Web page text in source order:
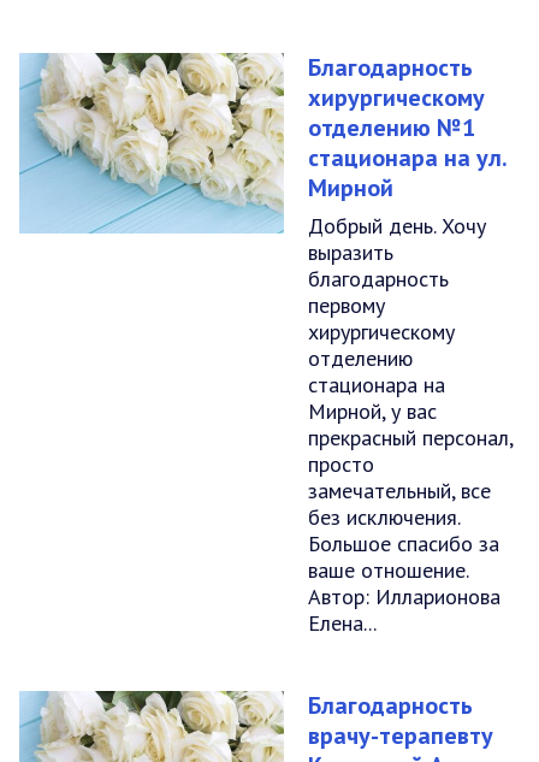
Благодарность
хирургическому
отделению №1
стационара на ул.
Мирной
Добрый день. Хочу
выразить
благодарность
первому
хирургическому
отделению
стационара на
Мирной, у вас
прекрасный персонал,
просто
замечательный, все
без исключения.
Большое спасибо за
ваше отношение.
Автор: Илларионова
Елена...
Благодарность
врачу-терапевту